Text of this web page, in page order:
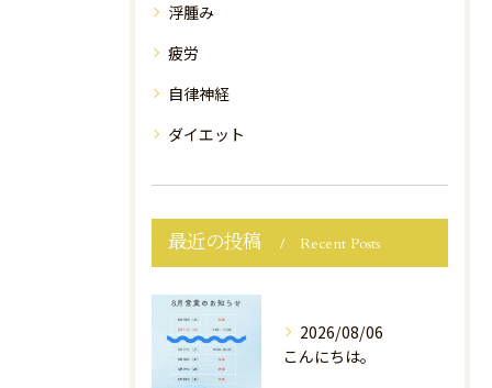
浮腫み
疲労
自律神経
ダイエット
最近の投稿 Recent Posts
2026/08/06
こんにちは。